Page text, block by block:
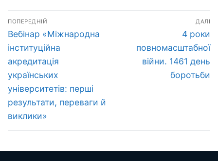
Навігація
записів
ПОПЕРЕДНІЙ
Попередній
запис:
Вебінар «Міжнародна
інституційна
акредитація
українських
університетів: перші
результати, переваги й
виклики»
ДАЛІ
запис:
4 роки
повномасштабної
війни. 1461 день
боротьби